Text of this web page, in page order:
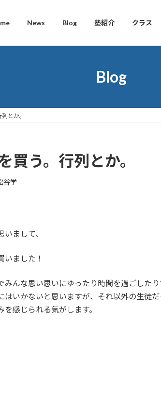
News Blog 塾紹介 クラス
Blog
とか。
買う。行列とか。
谷学
まして、
ました！
んな思い思いにゆったり時間を過ごした
いかないと思いますが、それ以外の生徒だ
感じられる気がします。